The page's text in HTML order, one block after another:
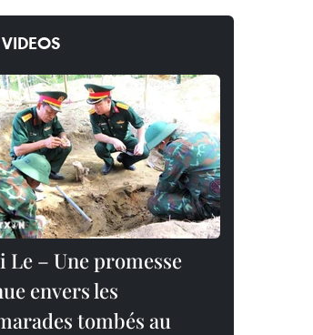
VIDEOS
Le – Une promesse
envers les
tombés au